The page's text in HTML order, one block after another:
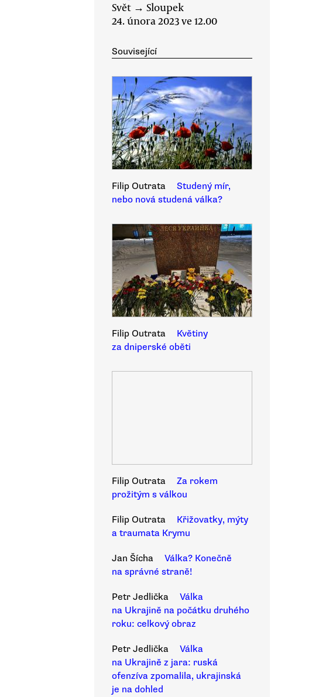
Svět → Sloupek
24. února 2023 ve 12.00
Související
Filip Outrata
Studený mír,
nebo nová studená válka?
Filip Outrata
Květiny
za dniperské oběti
Filip Outrata
Za rokem
prožitým s válkou
Filip Outrata
Křižovatky, mýty
a traumata Krymu
Jan Šícha
Válka? Konečně
na správné straně!
Petr Jedlička
Válka
na Ukrajině na počátku druhého
roku: celkový obraz
Petr Jedlička
Válka
na Ukrajině z jara: ruská
ofenzíva zpomalila, ukrajinská
je na dohled